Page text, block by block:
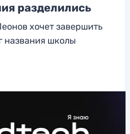
разделились
хочет завершить
названия школы